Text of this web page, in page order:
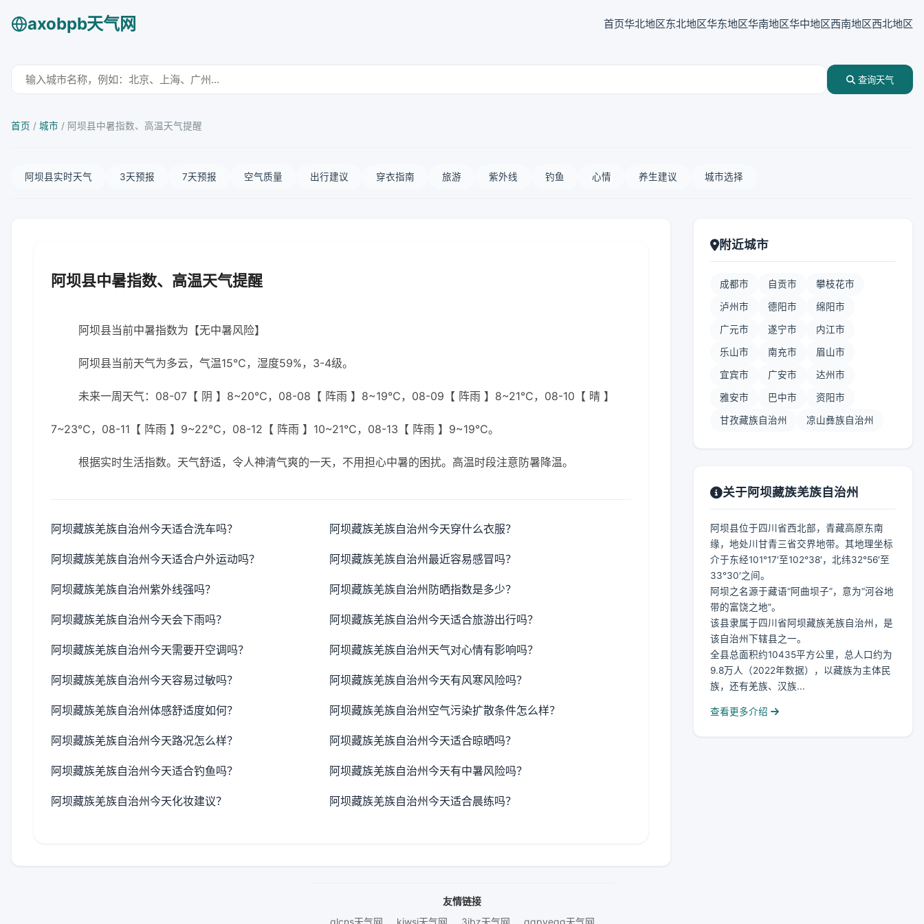
axobpb天气网 首页华北地区东北地区华东地区华南地区华中地区西南地区西北地区
查询天气
首页 / 城市 / 阿坝县中暑指数、高温天气提醒
阿坝县实时天气 3天预报 7天预报 空气质量 出行建议 穿衣指南 旅游 紫外线 钓鱼 心情 养生建议 城市选择
阿坝县中暑指数、高温天气提醒
阿坝县当前中暑指数为【无中暑风险】
阿坝县当前天气为多云，气温15℃，湿度59%，3-4级。
未来一周天气：08-07【 阴 】8~20℃，08-08【 阵雨 】8~19℃，08-09【 阵雨 】8~21℃，08-10【 晴 】
7~23℃，08-11【 阵雨 】9~22℃，08-12【 阵雨 】10~21℃，08-13【 阵雨 】9~19℃。
根据实时生活指数。天气舒适，令人神清气爽的一天，不用担心中暑的困扰。高温时段注意防暑降温。
阿坝藏族羌族自治州今天适合洗车吗？ 阿坝藏族羌族自治州今天穿什么衣服？
阿坝藏族羌族自治州今天适合户外运动吗？ 阿坝藏族羌族自治州最近容易感冒吗？
阿坝藏族羌族自治州紫外线强吗？ 阿坝藏族羌族自治州防晒指数是多少？
阿坝藏族羌族自治州今天会下雨吗？ 阿坝藏族羌族自治州今天适合旅游出行吗？
阿坝藏族羌族自治州今天需要开空调吗？ 阿坝藏族羌族自治州天气对心情有影响吗？
阿坝藏族羌族自治州今天容易过敏吗？ 阿坝藏族羌族自治州今天有风寒风险吗？
阿坝藏族羌族自治州体感舒适度如何？ 阿坝藏族羌族自治州空气污染扩散条件怎么样？
阿坝藏族羌族自治州今天路况怎么样？ 阿坝藏族羌族自治州今天适合晾晒吗？
阿坝藏族羌族自治州今天适合钓鱼吗？ 阿坝藏族羌族自治州今天有中暑风险吗？
阿坝藏族羌族自治州今天化妆建议？ 阿坝藏族羌族自治州今天适合晨练吗？
附近城市
成都市 自贡市 攀枝花市
泸州市 德阳市 绵阳市
广元市 遂宁市 内江市
乐山市 南充市 眉山市
宜宾市 广安市 达州市
雅安市 巴中市 资阳市
甘孜藏族自治州 凉山彝族自治州
关于阿坝藏族羌族自治州
阿坝县位于四川省西北部，青藏高原东南
缘，地处川甘青三省交界地带。其地理坐标
介于东经101°17′至102°38′，北纬32°56′至
33°30′之间。
阿坝之名源于藏语“阿曲坝子”，意为“河谷地
带的富饶之地”。
该县隶属于四川省阿坝藏族羌族自治州，是
该自治州下辖县之一。
全县总面积约10435平方公里，总人口约为
9.8万人（2022年数据），以藏族为主体民
族，还有羌族、汉族...
查看更多介绍
友情链接
qlcns天气网
kjwsj天气网 3ibz天气网 qqpyegg天气网